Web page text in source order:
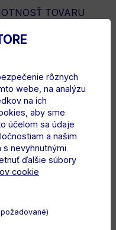
TOVARU
kg
€
5,9 €
€ 7 €
€
24 €
€ 24 €
€ 24 €
rôznych
webe, na analýzu
na ich
aby sme
účelom sa údaje
a našim
s nevyhnutnými
ďalšie súbory
cookie